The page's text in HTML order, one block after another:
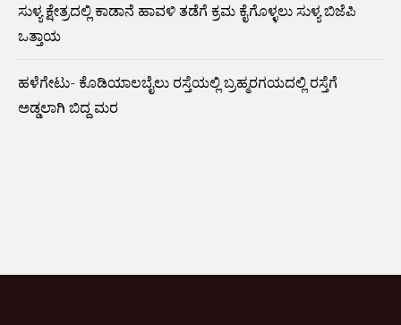
ಸುಳ್ಯ ಕ್ಷೇತ್ರದಲ್ಲಿ ಕಾಡಾನೆ ಹಾವಳಿ ತಡೆಗೆ ಕ್ರಮ ಕೈಗೊಳ್ಳಲು ಸುಳ್ಯ ಬಿಜೆಪಿ
ಒತ್ತಾಯ
ಹಳೆಗೇಟು- ಕೊಡಿಯಾಲಬೈಲು ರಸ್ತೆಯಲ್ಲಿ ಬ್ರಹ್ಮರಗಯದಲ್ಲಿ ರಸ್ತೆಗೆ
ಅಡ್ಡಲಾಗಿ ಬಿದ್ದ ಮರ